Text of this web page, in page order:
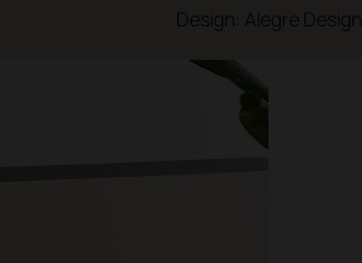
Design: Alegre Design